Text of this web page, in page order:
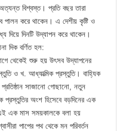
বিশ্বস্ত। প্রতি বছর তারা
পালন করে থাকেন। এ দেশীয় কৃষ্টি ও
দিয়ে দিনটি উদ্যাপন করে থাকেন।
দিক বর্ণিত হল:
থেকেই শুরু হয় উৎসব উদ্যাপনের
ও খ. আধ্যাত্মিক প্রস্তুতি। বাহ্যিক
প্রতিষ্ঠান সাজানো গোছানো, নতুন
প্রস্তুতির অংশ হিসেবে বড়দিনের এক
এই এক মাস সময়কালকে বলা হয়
পাপের পথ থেকে মন পরিবর্তন